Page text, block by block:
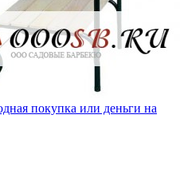
покупка или деньги на